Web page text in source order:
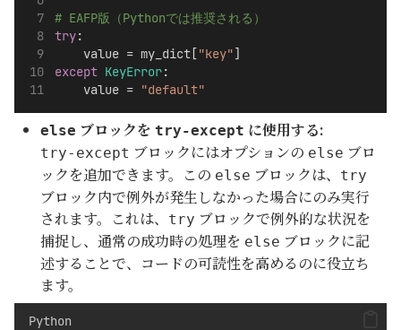
# EAFP版（Pythonでは推奨される）
try:
    value = my_dict[
"key"]
except KeyError:
    value =
"default"
else ブロックをtry-except に使用する:
try-except ブロックにはオプションの else ブロ
ックを追加できます。この else ブロックは、 try
ブロック内で例外が発生しなかった場合にのみ実行
されます。これは、
try ブロックで例外的な状況を
捕捉し、通常の成功時の処理を else ブロックに記
述することで、コードの可読性を高めるのに役立ち
ます。
Python